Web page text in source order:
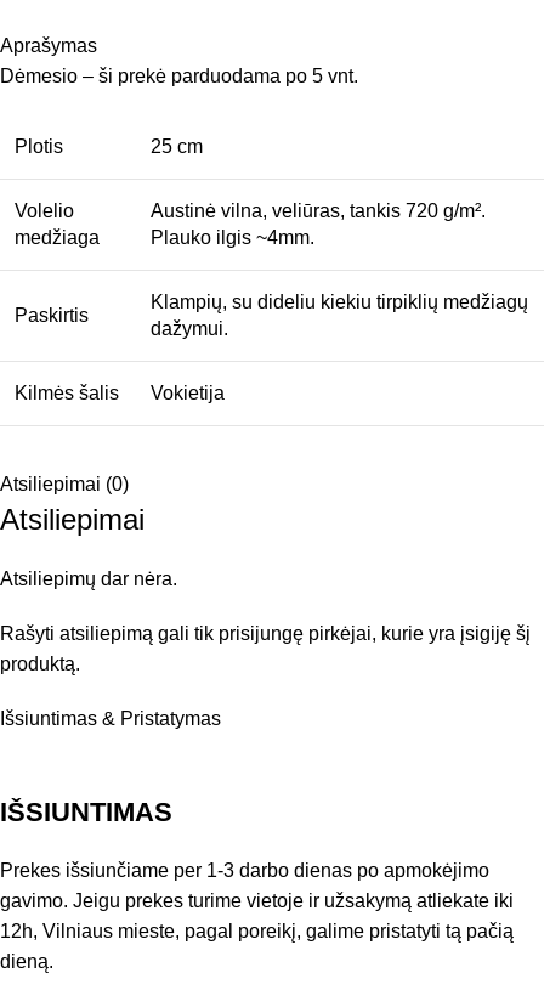
Aprašymas
Dėmesio – ši prekė parduodama po 5 vnt.
Plotis 25 cm
Volelio
medžiaga
Austinė vilna, veliūras, tankis 720 g/m².
Plauko ilgis ~4mm.
Paskirtis
Klampių, su dideliu kiekiu tirpiklių medžiagų
dažymui.
Kilmės šalis Vokietija
Atsiliepimai (0)
Atsiliepimai
Atsiliepimų dar nėra.
Rašyti atsiliepimą gali tik prisijungę pirkėjai, kurie yra įsigiję šį
produktą.
Išsiuntimas & Pristatymas
IŠSIUNTIMAS
Prekes išsiunčiame per 1-3 darbo dienas po apmokėjimo
gavimo. Jeigu prekes turime vietoje ir užsakymą atliekate iki
12h, Vilniaus mieste, pagal poreikį, galime pristatyti tą pačią
dieną.